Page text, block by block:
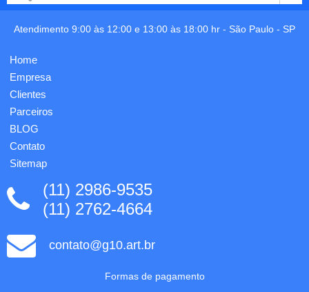
Porta
divisórias
para
cartões
e
identificador
de b...
braçadeira
isolante
Atendimento 9:00 às 12:00 e 13:00 às 18:00 hr - São Paulo - SP
Home
Empresa
Clientes
Parceiros
BLOG
Contato
Sitemap
(11) 2986-9535
(11) 2762-4664
contato@g10.art.br
Formas de pagamento